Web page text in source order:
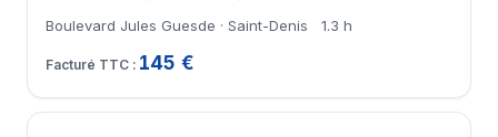
Boulevard Jules Guesde · Saint-Denis 1.3 h
145 €